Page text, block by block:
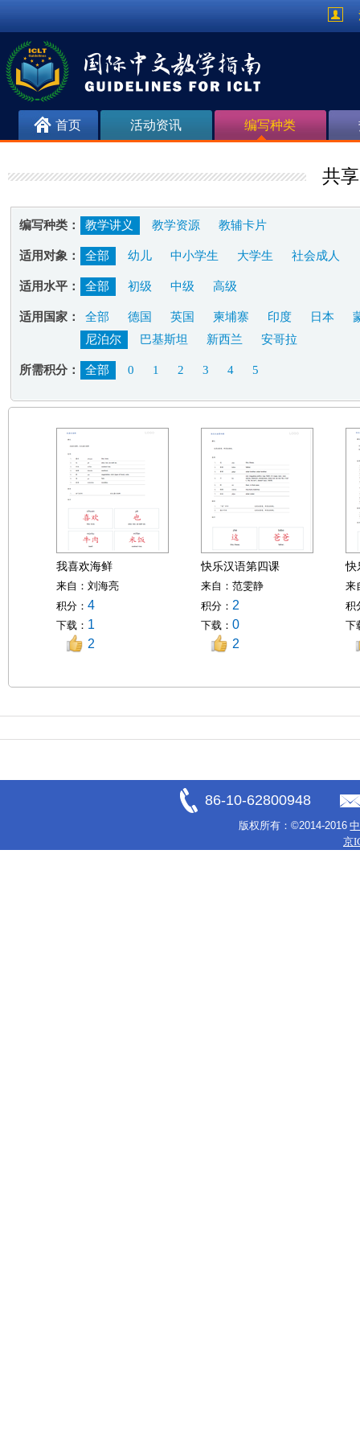
首页 活动资讯 编写种类
共
编写种类： 教学讲义 教学资源 教辅卡片
适用对象： 全部 幼儿 中小学生 大学生 社会成人
适用水平： 全部 初级 中级 高级
适用国家： 全部 德国 英国 柬埔寨 印度 日本
尼泊尔
巴基斯坦 新西兰 安哥拉
所需积分： 全部 0 1 2 3 4 5
我喜欢海鲜
来自： 刘海亮
积分： 4
下载： 1
2
快乐汉语第四课
来自： 范雯静
积分： 2
下载： 0
2
来
积
下
86-10-62800948
版权所有：©2014-2016
京